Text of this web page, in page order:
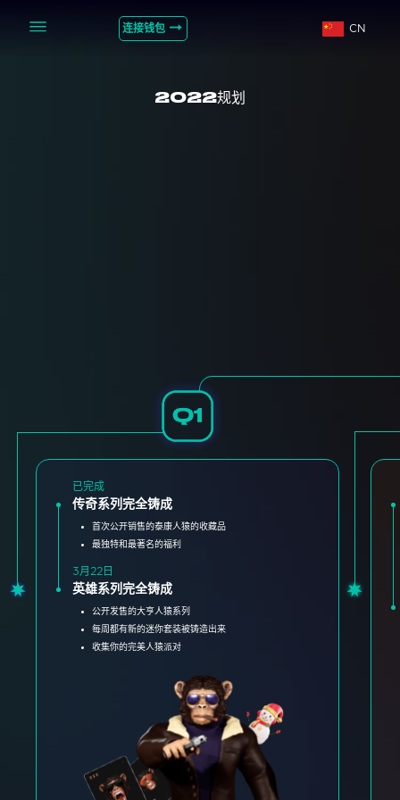
连接钱包 CN
2022规划
已完成
传奇系列完全铸成
首次公开销售的泰康人猿的收藏品
最独特和最著名的福利
3月22日
英雄系列完全铸成
公开发售的大亨人猿系列
每周都有新的迷你套装被铸造出来
收集你的完美人猿派对